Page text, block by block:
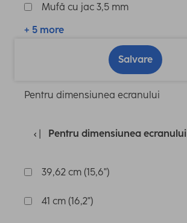
Mufă cu jac 3,5 mm
+ 5 more
Salvare
Pentru dimensiunea ecranului
Pentru dimensiunea ecranului
39,62 cm (15,6")
41 cm (16,2")